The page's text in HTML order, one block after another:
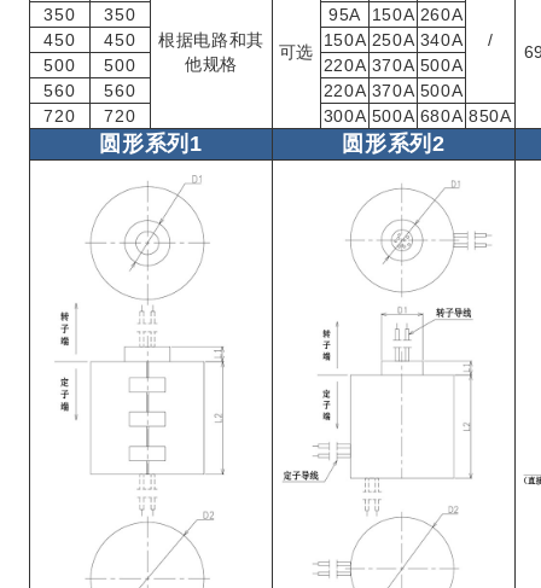
根据电路和其
他规格
可选
/
350 350 95A 150A 260A
450
450 150A 250A 340A
500
500 220A 370A 500A
560
560 220A 370A 500A
720
720 300A 500A 680A 850A
圆形系列1 圆形系列2